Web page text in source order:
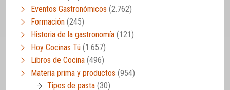
Eventos Gastronómicos (2.762)
Formación (245)
Historia de la gastronomía (121)
Hoy Cocinas Tú (1.657)
Libros de Cocina (496)
Materia prima y productos (954)
Tipos de pasta (30)